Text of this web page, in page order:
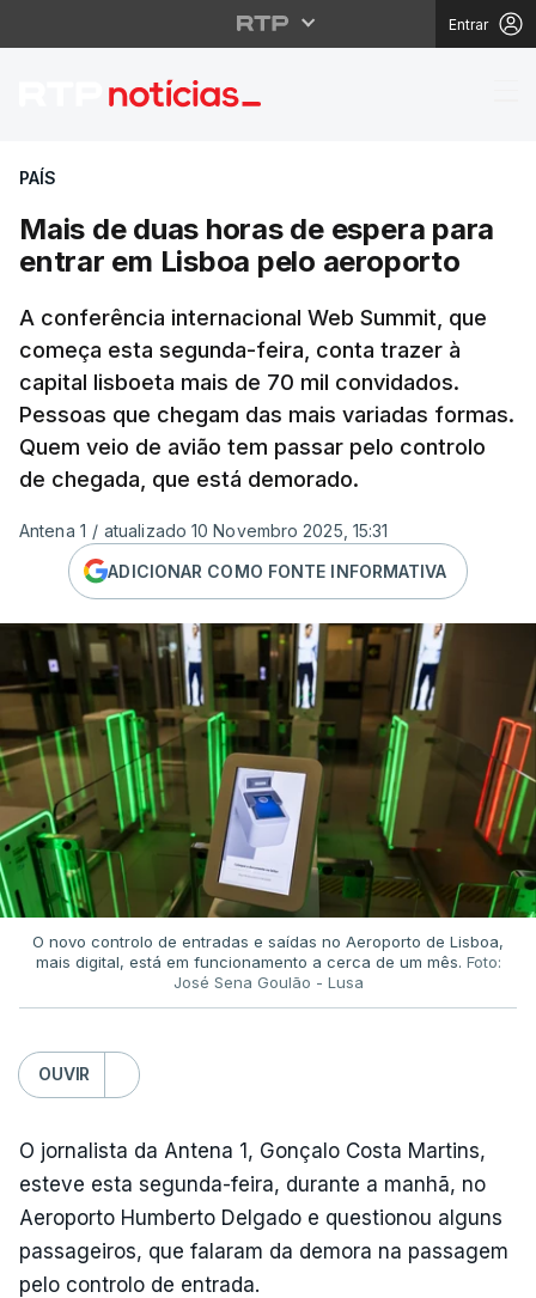
Entrar
Mais de duas horas
PAÍS
Mais de duas horas de espera para
entrar em Lisboa pelo aeroporto
A conferência internacional Web Summit, que
começa esta segunda-feira, conta trazer à
capital lisboeta mais de 70 mil convidados.
Pessoas que chegam das mais variadas formas.
Quem veio de avião tem passar pelo controlo
de chegada, que está demorado.
Antena 1 / atualizado 10 Novembro 2025, 15:31
ADICIONAR COMO FONTE INFORMATIVA
O novo controlo de entradas e saídas no Aeroporto de Lisboa,
mais digital, está em funcionamento a cerca de um mês. Foto:
José Sena Goulão - Lusa
OUVIR
O jornalista da Antena 1, Gonçalo Costa Martins,
esteve esta segunda-feira, durante a manhã, no
Aeroporto Humberto Delgado e questionou alguns
passageiros, que falaram da demora na passagem
pelo controlo de entrada.